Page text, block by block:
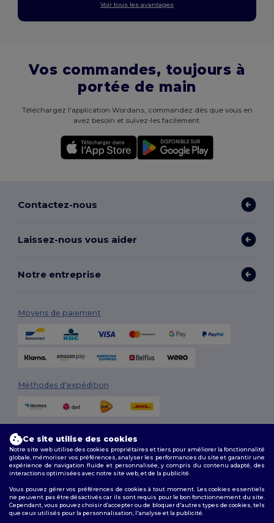
Voir tous les avantages
Vos commandes, toujours à
portée de main
Téléchargez l'application Wordans, commandez dès que vous en
avez besoin et suivez-les facilement.
Contactez-nous
Laissez-nous vous aider
Notre entreprise
Moyens de paiement
Méthodes d'expédition
Suivez-nous
Ce site utilise des cookies
Notre site web utilise des cookies propriétaires et tiers pour améliorer la fonctionnalité
globale, mémoriser vos préférences, analyser les performances du site et garantir une
expérience de navigation fluide et personnalisée, y compris du contenu adapté, des
interactions optimisées avec notre site web, et de la publicité.
Vous pouvez gérer vos préférences de cookies à tout moment. Les cookies essentiels
ne peuvent pas être désactivés car ils sont requis pour le bon fonctionnement du site.
Cependant, vous pouvez choisir d’accepter ou de bloquer d'autres types de cookies, tels
que ceux utilisés pour la personnalisation, l'analyse et la publicité.